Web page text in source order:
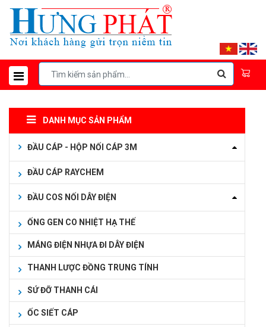
DANH MỤC SẢN PHẨM
ĐẦU CÁP - HỘP NỐI CÁP 3M
ĐẦU CÁP RAYCHEM
ĐẦU COS NỐI DÂY ĐIỆN
ỐNG GEN CO NHIỆT HẠ THẾ
MÁNG ĐIỆN NHỰA ĐI DÂY ĐIỆN
THANH LƯỢC ĐỒNG TRUNG TÍNH
SỨ ĐỠ THANH CÁI
ỐC SIẾT CÁP